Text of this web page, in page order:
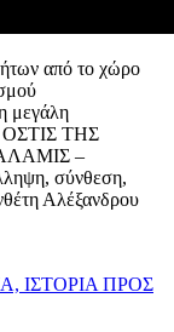
από το χώρο
μεγάλη
ΟΣΤΙΣ ΤΗΣ
–
σύνθεση,
Αλέξανδρου
ΙΣΤΟΡΙΑ ΠΡΟΣ